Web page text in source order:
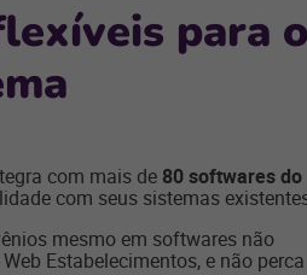
para o
com mais de 80 softwares do
com seus sistemas
mesmo em softwares não
Estabelecimentos, e não perca